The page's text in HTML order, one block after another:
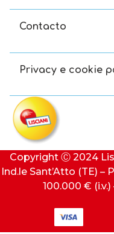
Contacto
Privacy e cookie
Copyright Ⓒ 2024
Ind.le Sant’Atto (TE) –
100.000 € (i.v.)